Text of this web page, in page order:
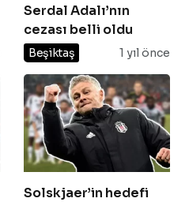
Serdal Adalı’nın
cezası belli oldu
Beşiktaş 1 yıl önce
Solskjaer’in hedefi